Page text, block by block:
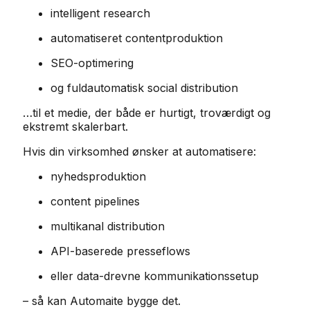
intelligent research
automatiseret contentproduktion
SEO-optimering
og fuldautomatisk social distribution
…til et medie, der både er hurtigt, troværdigt og
ekstremt skalerbart.
Hvis din virksomhed ønsker at automatisere:
nyhedsproduktion
content pipelines
multikanal distribution
API-baserede presseflows
eller data-drevne kommunikationssetup
– så kan Automaite bygge det.